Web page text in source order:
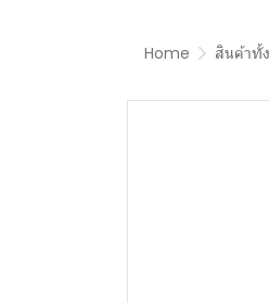
Home สินค้าทั้